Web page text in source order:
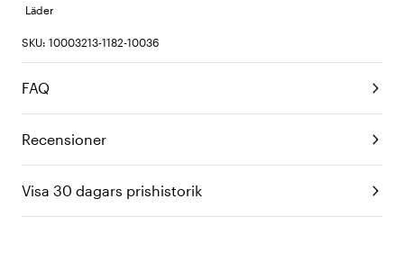
Läder
SKU: 10003213-1182-10036
FAQ
Recensioner
Visa 30 dagars prishistorik